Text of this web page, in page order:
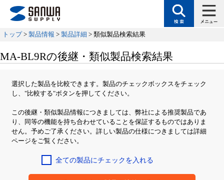
トップ > 製品情報 > 製品詳細 > 類似製品検索結果
MA-BL9Rの後継・類似製品検索結果
選択した製品を比較できます。製品のチェックボックスをチェック
し、"比較する"ボタンを押してください。
この後継・類似製品情報につきましては、弊社による推奨製品であ
り、同等の機能を持ち合わせていることを保証するものではありま
せん。予めご了承ください。詳しい製品の仕様につきましては詳細
ページをご覧ください。
全ての製品にチェックを入れる